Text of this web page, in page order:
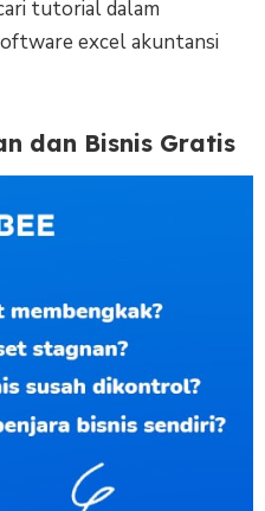
tutorial dalam
excel akuntansi
dan Bisnis Gratis